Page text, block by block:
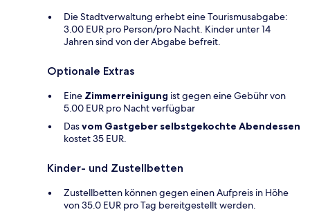
Die Stadtverwaltung erhebt eine Tourismusabgabe:
3.00 EUR pro Person/pro Nacht. Kinder unter 14
Jahren sind von der Abgabe befreit.
Optionale Extras
Eine Zimmerreinigung ist gegen eine Gebühr von
5.00 EUR pro Nacht verfügbar
Dasvom Gastgeber selbstgekochte Abendessen
kostet 35 EUR.
Kinder- und Zustellbetten
Zustellbetten können gegen einen Aufpreis in Höhe
von 35.0 EUR pro Tag bereitgestellt werden.